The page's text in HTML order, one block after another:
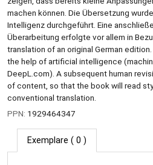
machen können. Die Übersetzung
Intelligenz durchgeführt. Eine
Überarbeitung erfolgte vor allem in
translation of an original German
the help of artificial intelligence
DeepL.com). A subsequent human
of content, so that the book will read
conventional translation.
PPN: 1929464347
Exemplare ( 0 )